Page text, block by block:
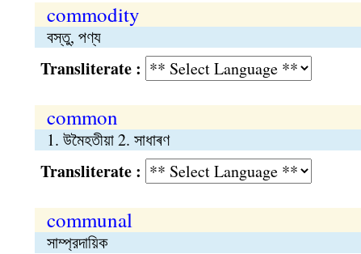
commodity
বস্তু, পণ্য
Transliterate :
common
1. উমৈহতীয়া 2. সাধাৰণ
Transliterate :
communal
সাম্প্রদায়িক